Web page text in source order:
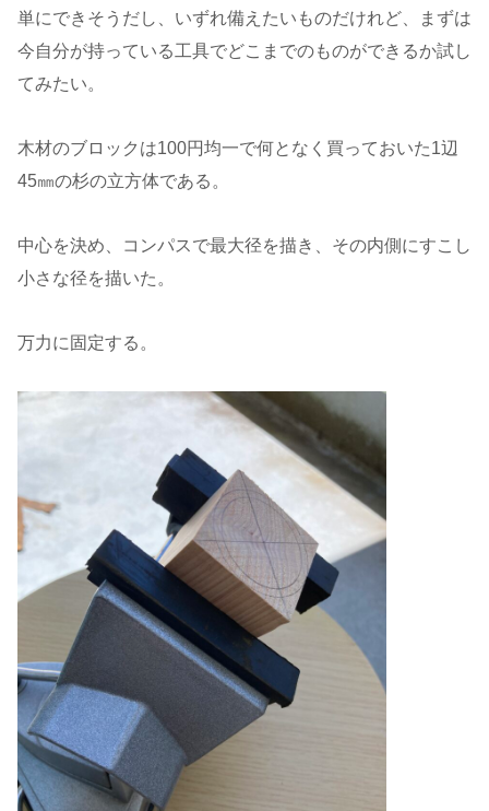
単にできそうだし、いずれ備えたいものだけれど、まずは
今自分が持っている工具でどこまでのものができるか試し
てみたい。
木材のブロックは100円均一で何となく買っておいた1辺
45㎜の杉の立方体である。
中心を決め、コンパスで最大径を描き、その内側にすこし
小さな径を描いた。
万力に固定する。